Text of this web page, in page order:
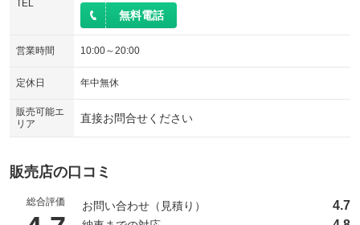
TEL
無料電話
営業時間 10:00～20:00
定休日 年中無休
販売可能エ
リア
直接お問合せください
販売店の口コミ
総合評価 お問い合わせ（見積り） 4.7